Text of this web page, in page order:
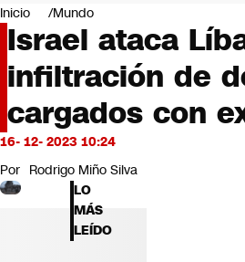
Negocios
Deportes
Programas completos
Cultura
Servicios
Bits
CNN Data
CNN tiempo
Futuro 360
Opinión
Inicio Mundo
Israel ataca
infiltración de
cargados con
16- 12- 2023 10:24
Por Rodrigo Miño Silva
LO
MÁS
LEÍDO